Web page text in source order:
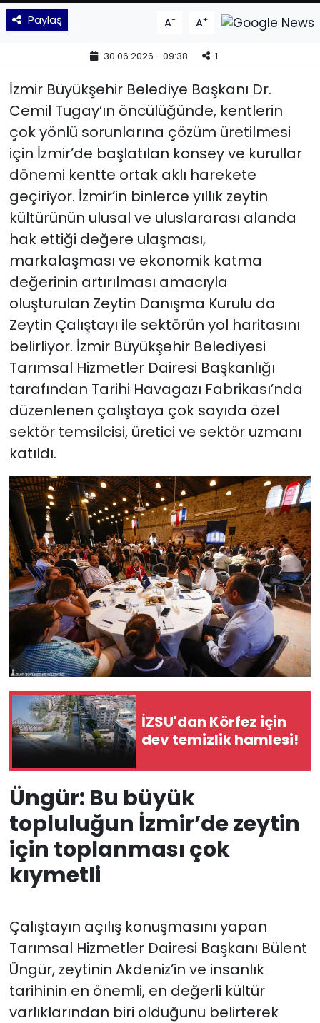
Paylaş A- A+
30.06.2026 - 09:38 1
İzmir Büyükşehir Belediye Başkanı Dr.
Cemil Tugay’ın öncülüğünde, kentlerin
çok yönlü sorunlarına çözüm üretilmesi
için İzmir’de başlatılan konsey ve kurullar
dönemi kentte ortak aklı harekete
geçiriyor. İzmir’in binlerce yıllık zeytin
kültürünün ulusal ve uluslararası alanda
hak ettiği değere ulaşması,
markalaşması ve ekonomik katma
değerinin artırılması amacıyla
oluşturulan Zeytin Danışma Kurulu da
Zeytin Çalıştayı ile sektörün yol haritasını
belirliyor. İzmir Büyükşehir Belediyesi
Tarımsal Hizmetler Dairesi Başkanlığı
tarafından Tarihi Havagazı Fabrikası’nda
düzenlenen çalıştaya çok sayıda özel
sektör temsilcisi, üretici ve sektör uzmanı
katıldı.
İZSU'dan Körfez için
dev temizlik hamlesi!
Üngür: Bu büyük
topluluğun İzmir’de zeytin
için toplanması çok
kıymetli
Çalıştayın açılış konuşmasını yapan
Tarımsal Hizmetler Dairesi Başkanı Bülent
Üngür, zeytinin Akdeniz’in ve insanlık
tarihinin en önemli, en değerli kültür
varlıklarından biri olduğunu belirterek
Yaşam
YEREL POLİTİKA
YEREL YÖNETİMLER
Yurt